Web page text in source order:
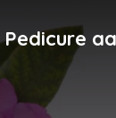
Pedicure